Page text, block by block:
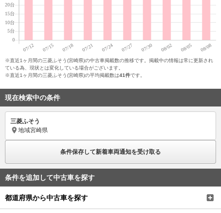
※直近1ヶ月間の三菱ふそう(宮崎県)の中古車掲載数の推移です。掲載中の情報は常に更新され
ている為、現状とは変化している場合がございます。
※直近1ヶ月間の三菱ふそう(宮崎県)の平均掲載数は41件です。
現在検索中の条件
三菱ふそう
地域宮崎県
条件保存して新着車両通知を受け取る
条件を追加して中古車を探す
都道府県から中古車を探す